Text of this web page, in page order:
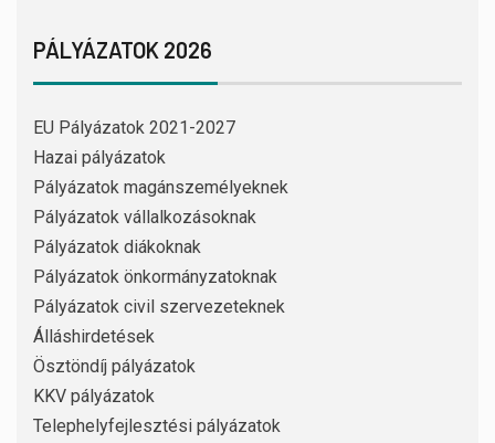
PÁLYÁZATOK 2026
EU Pályázatok 2021-2027
Hazai pályázatok
Pályázatok magánszemélyeknek
Pályázatok vállalkozásoknak
Pályázatok diákoknak
Pályázatok önkormányzatoknak
Pályázatok civil szervezeteknek
Álláshirdetések
Ösztöndíj pályázatok
KKV pályázatok
Telephelyfejlesztési pályázatok